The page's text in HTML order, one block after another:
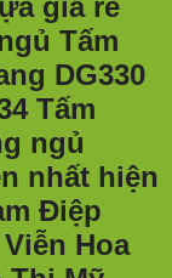
giá rẻ
Tấm
DG330
Tấm
ngủ
nhất hiện
Điệp
Hoa